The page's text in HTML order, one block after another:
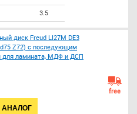
3.5
диск Freud LI27M DE3
d75 Z72) с последующим
для ламината, МДФ и ДСП
АНАЛОГ
free